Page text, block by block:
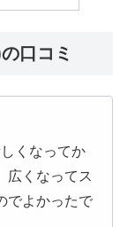
口コミ
くなってか
広くなってス
でよかったで